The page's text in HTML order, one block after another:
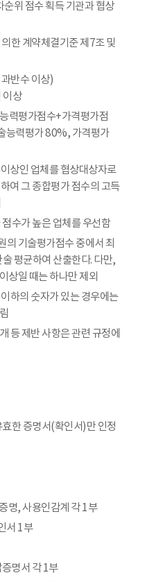
순위 점수 획득 기관과 협상
한 계약체결기준 제7조 및
반수 이상)
이상
력평가점수+가격평가점
능력평가 80%, 가격평가
상인 업체를 협상대상자로
여 그 종합평가 점수의 고득
수가 높은 업체를 우선함
의 기술평가점수 중에서 최
평균하여 산출한다. 다만,
상일 때는 하나만 제외
하의 숫자가 있는 경우에는
등 제반 사항은 관련 규정에
한 증명서(확인서)만 인정
명, 사용인감계 각 1부
서 1부
명서 각 1부